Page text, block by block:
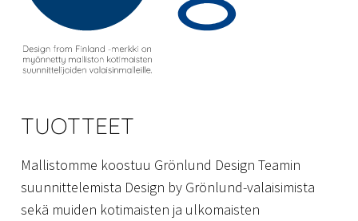
TUOTTEET
Mallistomme koostuu Grönlund Design Teamin
suunnittelemista Design by Grönlund-valaisimista
sekä muiden kotimaisten ja ulkomaisten